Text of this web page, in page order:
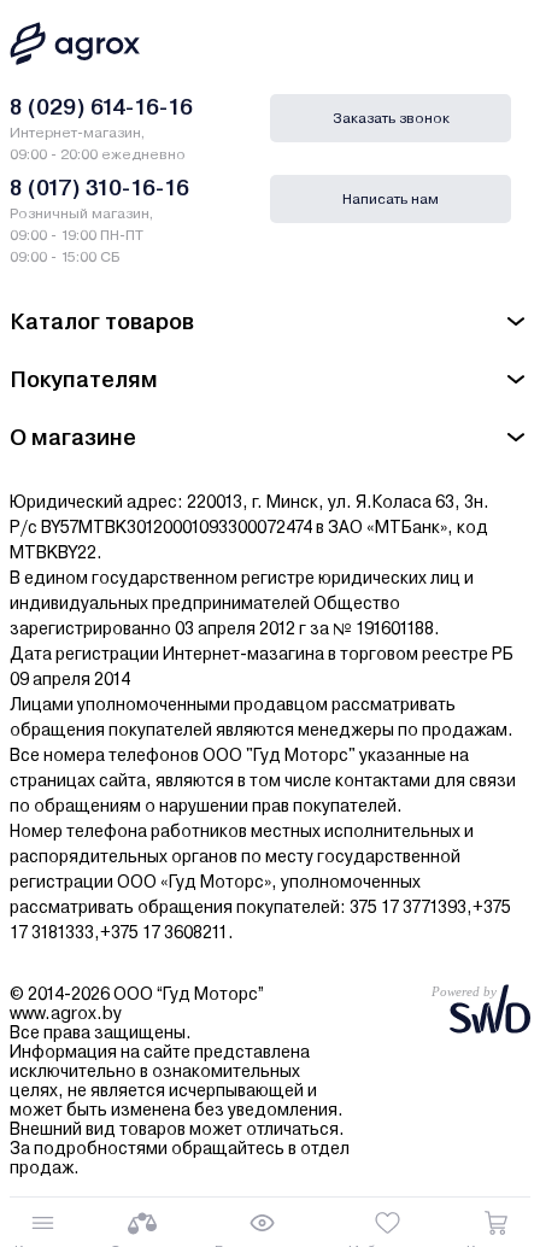
Каталог товаров
Покупателям
О магазине
Юридический адрес: 220013, г. Минск, ул. Я.Коласа 63, 3н.
Р/с BY57MTBK30120001093300072474 в ЗАО «МТБанк», код
MTBKBY22.
В едином государственном регистре юридических лиц и
индивидуальных предпринимателей Общество
зарегистрированно 03 апреля 2012 г за № 191601188.
Дата регистрации Интернет-мазагина в торговом реестре РБ
09 апреля 2014
Лицами уполномоченными продавцом рассматривать
обращения покупателей являются менеджеры по продажам.
Все номера телефонов ООО "Гуд Моторс" указанные на
страницах сайта, являются в том числе контактами для связи
по обращениям о нарушении прав покупателей.
Номер телефона работников местных исполнительных и
распорядительных органов по месту государственной
регистрации ООО «Гуд Моторс», уполномоченных
рассматривать обращения покупателей: 375 17 3771393,+375
17 3181333,+375 17 3608211.
8 (029) 614-16-16
Интернет-магазин,
09:00 - 20:00 ежедневно
8 (017) 310-16-16
Розничный магазин,
09:00 - 19:00 ПН-ПТ
09:00 - 15:00 СБ
Заказать звонок
Написать нам
© 2014-2026 ООО “Гуд Моторс”
www.agrox.by
Все права защищены.
Информация на сайте представлена
исключительно в ознакомительных
целях, не является исчерпывающей и
может быть изменена без уведомления.
Внешний вид товаров может отличаться.
За подробностями обращайтесь в отдел
продаж.